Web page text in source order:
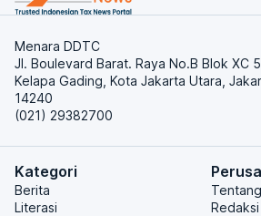
Menara DDTC
Jl. Boulevard Barat. Raya No.B Blok XC
Kelapa Gading, Kota Jakarta Utara,
14240
(021) 29382700
Kategori
Berita
Literasi
Redaksi